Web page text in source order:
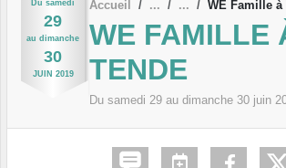
Du samedi
29
au dimanche
30
JUIN 2019
Accueil WE Famille à
WE FAMILLE
TENDE
Du samedi 29 au dimanche 30 juin